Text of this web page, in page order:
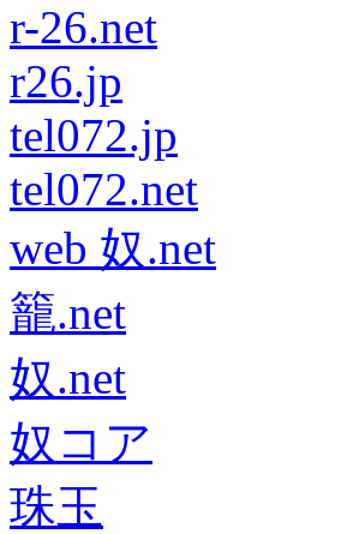
r-26.net
r26.jp
tel072.jp
tel072.net
web 奴.net
籠.net
奴.net
奴コア
珠玉